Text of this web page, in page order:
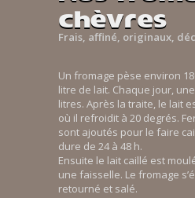
chèvres
Frais, affiné, originaux,
Un fromage pèse environ
litre de lait. Chaque jour,
litres. Après la traite, le lait
où il refroidit à 20 degrés.
sont ajoutés pour le faire
dure de 24 à 48 h.
Ensuite le lait caillé est
une faisselle. Le fromage
retourné et salé.